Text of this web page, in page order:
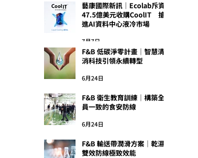
藝康國際新訊｜Ecolab斥資
47.5億美元收購CoolIT 搶
進AI資料中心液冷市場
7月7日
F&B 低碳淨零計畫｜智慧清
消科技引領永續轉型
6月24日
F&B 衛生教育訓練｜構築全
員一致的食安防線
6月24日
F&B 輸送帶潤滑方案｜乾濕
雙效防線極致效能